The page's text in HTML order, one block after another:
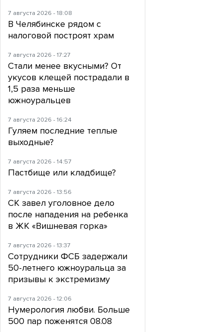
7 августа 2026 - 18:08
В Челябинске рядом с
налоговой построят храм
7 августа 2026 - 17:27
Стали менее вкусными? От
укусов клещей пострадали в
1,5 раза меньше
южноуральцев
7 августа 2026 - 16:24
Гуляем последние теплые
выходные?
7 августа 2026 - 14:57
Пастбище или кладбище?
7 августа 2026 - 13:56
СК завел уголовное дело
после нападения на ребенка
в ЖК «Вишневая горка»
7 августа 2026 - 13:37
Сотрудники ФСБ задержали
50-летнего южноуральца за
призывы к экстремизму
7 августа 2026 - 12:06
Нумерология любви. Больше
500 пар поженятся 08.08